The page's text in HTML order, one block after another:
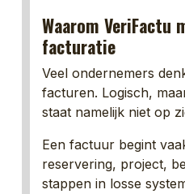
Waarom VeriFactu
facturatie
Veel ondernemers
facturen. Logisch,
staat namelijk niet op
Een factuur begint
reservering, project,
stappen in losse